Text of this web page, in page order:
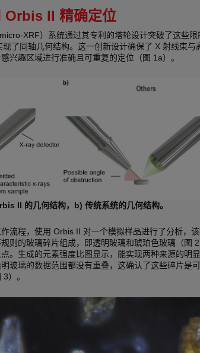
Orbis II 精确定位
XRF）系统通过其专利的塔轮设计突破了这些限
了同轴几何结构。这一创新设计确保了 X 射线束与
兴趣区域进行准确且可重复的定位（图 1a）。
II 的几何结构，b) 传统系统的几何结构。
流程，使用 Orbis II 对一个模拟样品进行了分析，
则的玻璃碎片组成，即透明玻璃和琥珀色玻璃（图
。生成的元素强度比图显示，能实现两种来源的明显
玻璃的数据范围都没有重叠，这确认了这些碎片是
）。